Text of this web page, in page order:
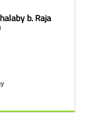
b. Raja